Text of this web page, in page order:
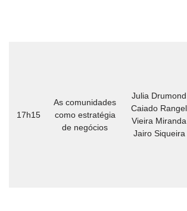
17h15
As comunidades
como estratégia
de negócios
Julia Drumond
Caiado Rangel
Vieira Miranda
Jairo Siqueira